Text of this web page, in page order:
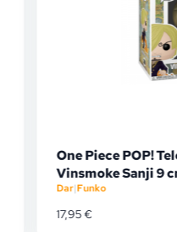
One Piece POP!
Vinsmoke Sanji 9
Dar|Funko
17,95€